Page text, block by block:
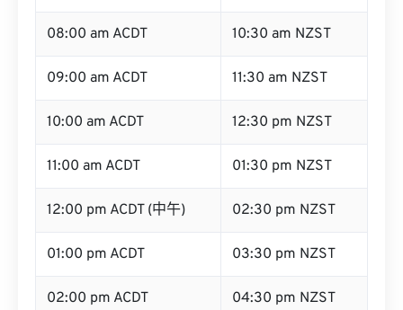
08:00 am ACDT 10:30 am NZST
09:00 am ACDT 11:30 am NZST
10:00 am ACDT 12:30 pm NZST
11:00 am ACDT 01:30 pm NZST
12:00 pm ACDT (中午) 02:30 pm NZST
01:00 pm ACDT 03:30 pm NZST
02:00 pm ACDT 04:30 pm NZST